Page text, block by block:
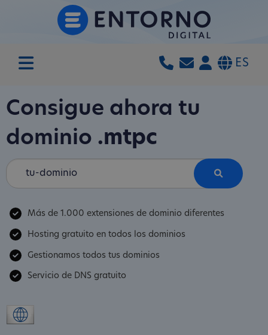
ES
Consigue ahora tu
dominio .mtpc
Más de 1.000 extensiones de dominio diferentes
Hosting gratuito en todos los dominios
Gestionamos todos tus dominios
Servicio de DNS gratuito